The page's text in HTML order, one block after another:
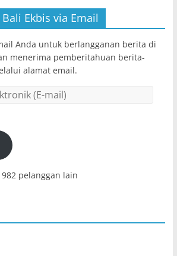
Ekbis via Email
Anda untuk berlangganan berita di
menerima pemberitahuan berita-
alamat email.
pelanggan lain